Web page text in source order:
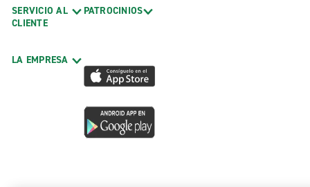
SERVICIO AL
CLIENTE
LA EMPRESA
PATROCINIOS